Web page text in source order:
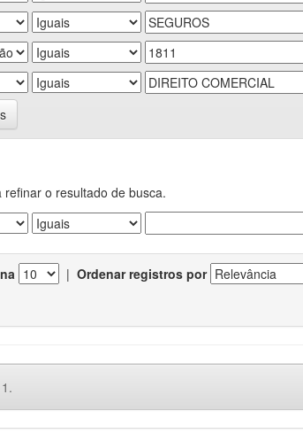
refinar o resultado de busca.
| Ordenar registros por